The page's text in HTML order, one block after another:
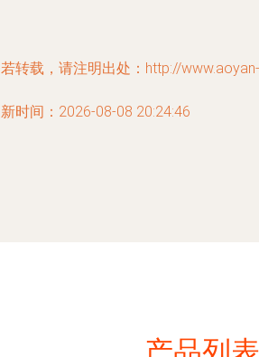
转载，请注明出处：http://
时间：2026-08-08 20:24:46